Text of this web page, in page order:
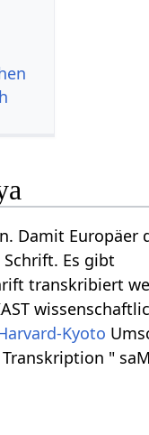
Damit Europäer
Es gibt
transkribiert
Kyoto
Transkription "